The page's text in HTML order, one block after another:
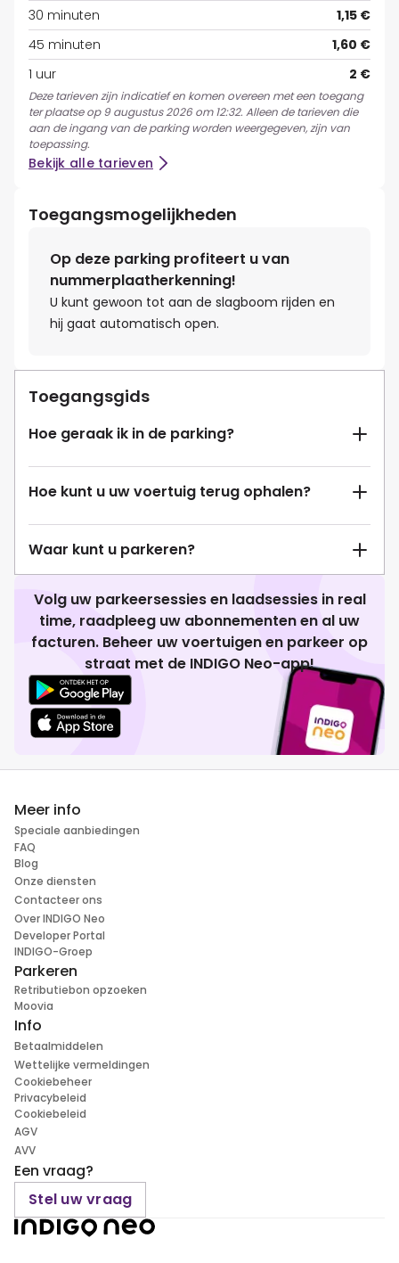
30 minuten
1,15 €
45 minuten
1,60 €
1 uur
2 €
Deze tarieven zijn indicatief en komen overeen met een toegang
ter plaatse op 9 augustus 2026 om 12:32. Alleen de tarieven die
aan de ingang van de parking worden weergegeven, zijn van
toepassing.
Bekijk alle tarieven
Toegangsmogelijkheden
Op deze parking profiteert u van
nummerplaatherkenning!
U kunt gewoon tot aan de slagboom rijden en
hij gaat automatisch open.
Toegangsgids
Hoe geraak ik in de parking?
Hoe kunt u uw voertuig terug ophalen?
Waar kunt u parkeren?
Volg uw parkeersessies en laadsessies in real
time, raadpleeg uw abonnementen en al uw
facturen. Beheer uw voertuigen en parkeer op
straat met de INDIGO Neo-app!
Meer info
Speciale aanbiedingen
FAQ
Blog
Onze diensten
Contacteer ons
Over INDIGO Neo
Developer Portal
INDIGO-Groep
Parkeren
Retributiebon opzoeken
Moovia
Info
Betaalmiddelen
Wettelijke vermeldingen
Cookiebeheer
Privacybeleid
Cookiebeleid
AGV
AVV
Een vraag?
Stel uw vraag